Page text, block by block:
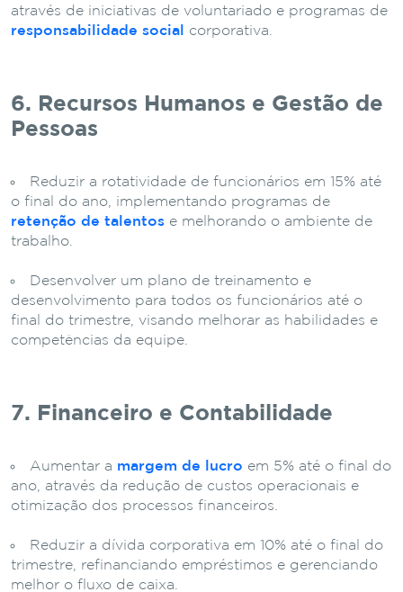
através de iniciativas de voluntariado e programas de
responsabilidade social
corporativa.
6. Recursos Humanos e Gestão de
Pessoas
Reduzir a rotatividade de funcionários em 15% até
o final do ano, implementando programas de
retenção de talentos e melhorando o ambiente de
trabalho.
Desenvolver um plano de treinamento e
desenvolvimento para todos os funcionários até o
final do trimestre, visando melhorar as habilidades e
competências da equipe.
7. Financeiro e Contabilidade
Aumentar a margem de lucro em 5% até o final do
ano, através da redução de custos operacionais e
otimização dos processos financeiros.
Reduzir a dívida corporativa em 10% até o final do
trimestre, refinanciando empréstimos e gerenciando
melhor o fluxo de caixa.